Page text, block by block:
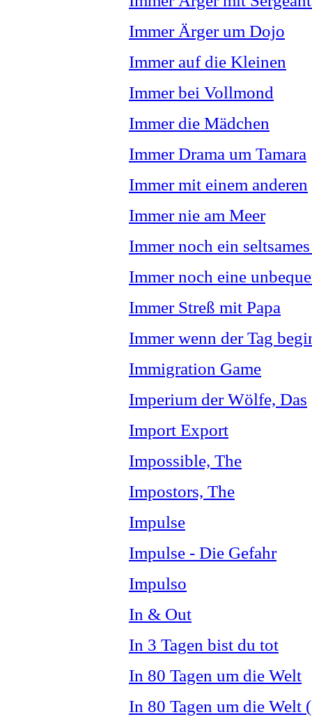
Immer Ärger um Dojo
Immer auf die Kleinen
Immer bei Vollmond
Immer die Mädchen
Immer Drama um Tamara
Immer mit einem anderen
Immer nie am Meer
Immer noch ein
Immer noch eine
Immer Streß mit Papa
Immer wenn der Tag
Immigration Game
Imperium der Wölfe, Das
Import Export
Impossible, The
Impostors, The
Impulse
Impulse - Die Gefahr
Impulso
In & Out
In 3 Tagen bist du tot
In 80 Tagen um die Welt
In 80 Tagen um die Welt